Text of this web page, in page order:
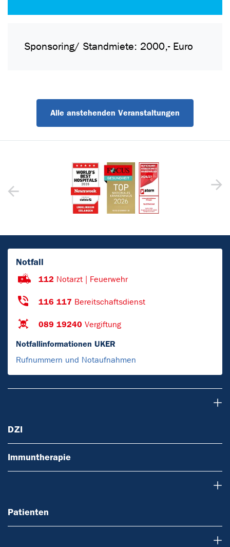
Sponsoring/ Standmiete: 2000,- Euro
Alle anstehenden Veranstaltungen
Notfall
112 Notarzt | Feuerwehr
116 117 Bereitschaftsdienst
089 19240 Vergiftung
Notfallinformationen UKER
Rufnummern und Notaufnahmen
DZI
Immuntherapie
Patienten